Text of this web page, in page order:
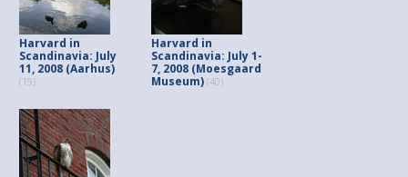
Harvard in
Scandinavia: July
11, 2008 (Aarhus)
(19)
Harvard in
Scandinavia: July 1-
7, 2008 (Moesgaard
Museum) (40)